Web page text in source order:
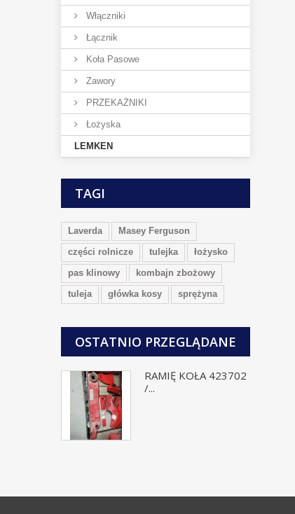
Włączniki
Łącznik
Koła Pasowe
Zawory
PRZEKAŻNIKI
Łożyska
LEMKEN
TAGI
Laverda
Masey Ferguson
części rolnicze
tulejka
łożysko
pas klinowy
kombajn zbożowy
tuleja
główka kosy sprężyna
OSTATNIO PRZEGLĄDANE
RAMIĘ KOŁA 423702
/...